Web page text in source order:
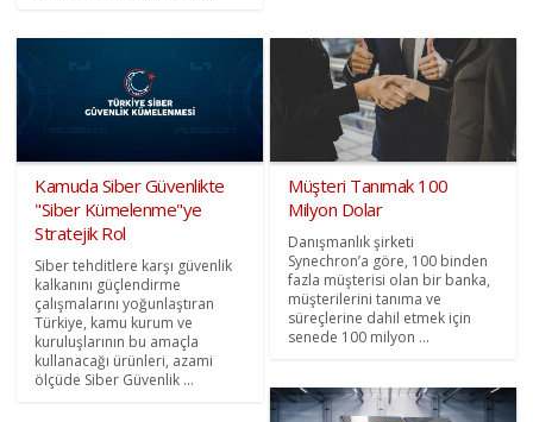
Kamuda Siber Güvenlikte
"Siber Kümelenme"ye
Stratejik Rol
Siber tehditlere karşı güvenlik
kalkanını güçlendirme
çalışmalarını yoğunlaştıran
Türkiye, kamu kurum ve
kuruluşlarının bu amaçla
kullanacağı ürünleri, azami
ölçüde Siber Güvenlik ...
Müşteri Tanımak 100
Milyon Dolar
Danışmanlık şirketi
Synechron’a göre, 100 binden
fazla müşterisi olan bir banka,
müşterilerini tanıma ve
süreçlerine dahil etmek için
senede 100 milyon ...